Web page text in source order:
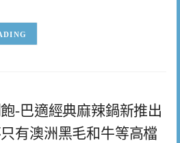
-巴適經典麻辣鍋新推出
有澳洲黑毛和牛等高檔